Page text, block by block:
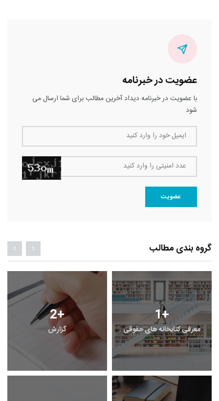
عضویت در خبرنامه
با عضویت در خبرنامه دیداد آخرین مطالب برای شما ارسال می
شود
ایمیل خود را وارد کنید
عدد امنیتی را وارد کنید
عضویت
گروه بندی مطالب
2+
گزارش
1+
معرفی کتابخانه های حقوقی